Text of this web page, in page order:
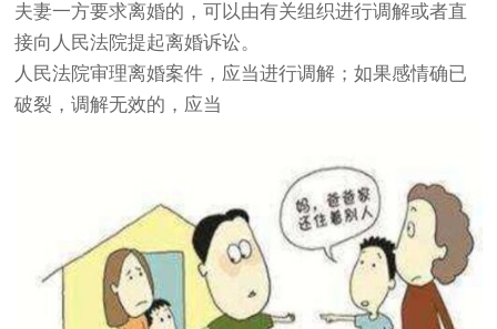
夫妻一方要求离婚的，可以由有关组织进行调解或者直
接向人民法院提起离婚诉讼。
人民法院审理离婚案件，应当进行调解；如果感情确已
破裂，调解无效的，应当